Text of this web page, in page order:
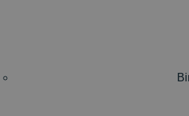
odpadów oraz ponownej
wyposażenia do obróbki
oferuje większą ilość